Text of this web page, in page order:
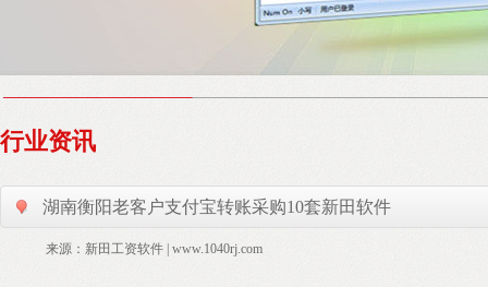
行业资讯
湖南衡阳老客户支付宝转账采购10套新田软件
来源：新田工资软件 | www.1040rj.com